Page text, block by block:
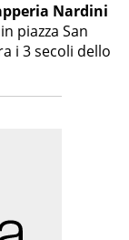
Nardini
piazza San
i 3 secoli dello